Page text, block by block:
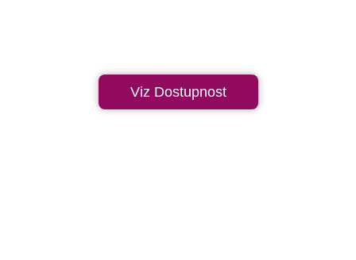
Viz Dostupnost